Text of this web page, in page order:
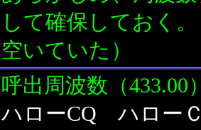
して確保しておく
空いていた）
呼出周波数（433.00
ハローCQ ハロー